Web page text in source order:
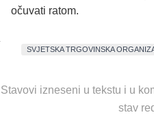
očuvati ratom.
SVJETSKA TRGOVINSKA
Stavovi izneseni u tekstu i u
stav